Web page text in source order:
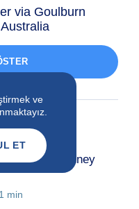
via Goulburn
Marlow Sydney
min
ve
ET